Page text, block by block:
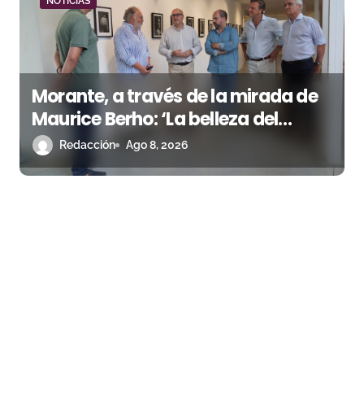
Morante, a través de la mirada de
Maurice Berho: ‘La belleza del
misterio’ llega a La Malagueta
Redacción Ago 8, 2026